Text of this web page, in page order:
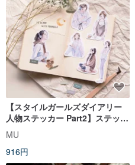
【スタイルガールズダイアリー
人物ステッカー Part2】ステッカ
ー、ガールズステッカー
MU
916円